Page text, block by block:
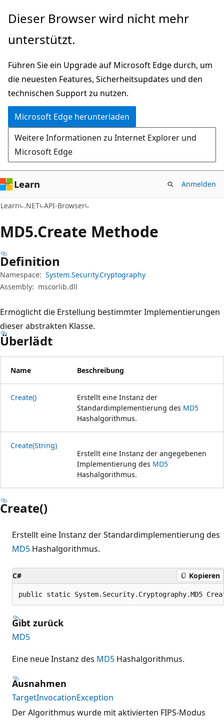
Zu
wechseln
Zur
springen
Dieser Browser wird nicht mehr
unterstützt.
Führen Sie ein Upgrade auf Microsoft Edge durch, um
die neuesten Features, Sicherheitsupdates und den
technischen Support zu nutzen.
Microsoft Edge herunterladen
Weitere Informationen zu Internet Explorer und
Microsoft Edge
Learn Anmelden
Learn .NET API-Browser
MD5.Create Methode
Definition
Namespace: System.Security.Cryptography
Assembly: mscorlib.dll
Ermöglicht die Erstellung bestimmter Implementierungen
dieser abstrakten Klasse.
Überlädt
Name Beschreibung
Create()
Erstellt eine Instanz der
Standardimplementierung des MD5
Hashalgorithmus.
Create(String)
Erstellt eine Instanz der angegebenen
Implementierung des MD5
Hashalgorithmus.
Create()
Erstellt eine Instanz der Standardimplementierung des
MD5 Hashalgorithmus.
C# Kopieren
public static System.Security.Cryptography.MD5
Gibt zurück
MD5
Eine neue Instanz des MD5 Hashalgorithmus.
Ausnahmen
TargetInvocationException
Der Algorithmus wurde mit aktivierten FIPS-Modus